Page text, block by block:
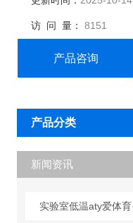
访 问 量： 8151
产品咨询
产品分类
新闻资讯